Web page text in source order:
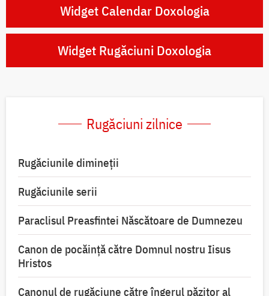
Widget Calendar Doxologia
Widget Rugăciuni Doxologia
Rugăciuni zilnice
Rugăciunile dimineții
Rugăciunile serii
Paraclisul Preasfintei Născătoare de Dumnezeu
Canon de pocăință către Domnul nostru Iisus
Hristos
Canonul de rugăciune către îngerul păzitor al